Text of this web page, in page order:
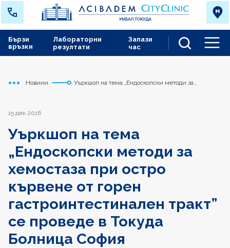
Лабораторни
резултати
Запази
час
Бързи
връзки
Начало
Токуда
Новини
Уъркшоп на тема „Ендоскопски методи за
15 дек 2016
Уъркшоп на тема
„Ендоскопски методи за
хемостаза при остро
кървене от горен
гастроинтестинален тракт”
се проведе в Токуда
Болница София